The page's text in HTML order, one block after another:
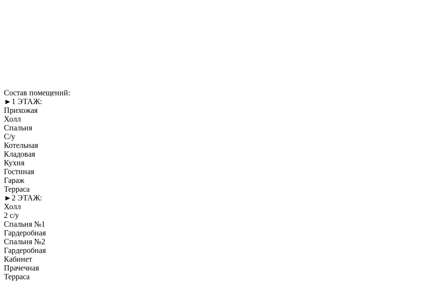
Состав помещений:
►1 ЭТАЖ:
Прихожая
Холл
Спальня
С/у
Котельная
Кладовая
Кухня
Гостиная
Гараж
Терраса
►2 ЭТАЖ:
Холл
2 с/у
Спальня №1
Гардеробная
Спальня №2
Гардеробная
Кабинет
Прачечная
Терраса